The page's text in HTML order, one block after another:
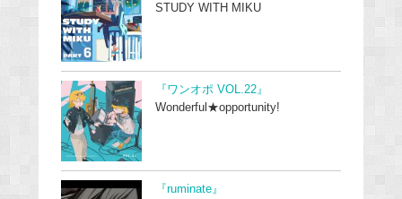
STUDY WITH MIKU
『ワンオポ VOL.22』
Wonderful★opportunity!
『ruminate』